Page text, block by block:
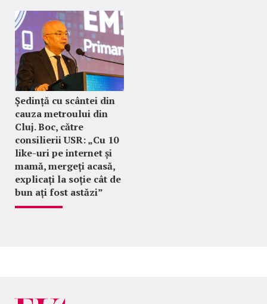
Ședință cu scântei din
cauza metroului din
Cluj. Boc, către
consilierii USR: „Cu 10
like-uri pe internet și
mamă, mergeți acasă,
explicați la soție cât de
bun ați fost astăzi”